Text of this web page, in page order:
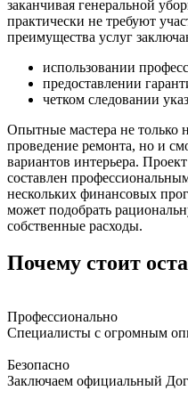
заканчивая генеральной
практически не требуют
преимущества услуг
использовании
предоставлении
четком следовании
Опытные мастера не только
проведение ремонта, но и
вариантов интерьера.
составлен
нескольких финансовых
может подобрать
собственные расходы.
Почему стоит
Профессионально
Специалисты с огромным
Безопасно
Заключаем официальный